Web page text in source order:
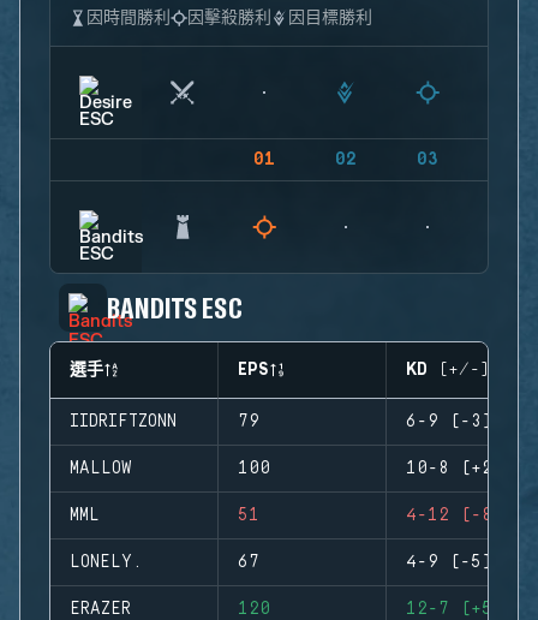
因時間勝利 因擊殺勝利 因目標勝利
01 02 03
BANDITS ESC
選手 EPS KD (+/-)
IIDRIFTZONN 79 6-9 (-3)
MALLOW 100 10-8 (+2)
MML 51 4-12 (-8)
LONELY. 67 4-9 (-5)
ERAZER 120 12-7 (+5)